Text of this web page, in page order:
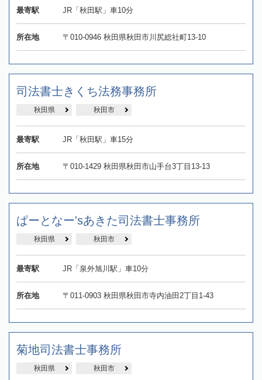
最寄駅 JR「秋田駅」車10分
所在地 〒010-0946 秋田県秋田市川尻総社町13-10
司法書士きくち法務事務所
秋田県 秋田市
最寄駅 JR「秋田駅」車15分
所在地 〒010-1429 秋田県秋田市山手台3丁目13-13
ぱーとなー'sあきた司法書士事務所
秋田県 秋田市
最寄駅 JR「泉外旭川駅」車10分
所在地 〒011-0903 秋田県秋田市寺内油田2丁目1-43
菊地司法書士事務所
秋田県 秋田市